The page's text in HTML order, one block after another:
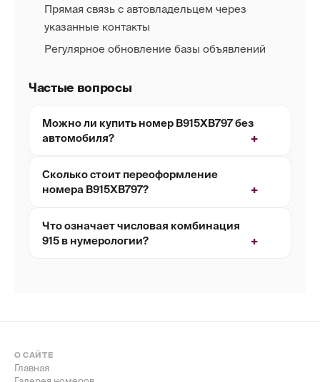
Прямая связь с автовладельцем через
указанные контакты
Регулярное обновление базы объявлений
Частые вопросы
Можно ли купить номер В915ХВ797 без
автомобиля?
Сколько стоит переоформление
номера В915ХВ797?
Что означает числовая комбинация
915 в нумерологии?
О САЙТЕ
Главная